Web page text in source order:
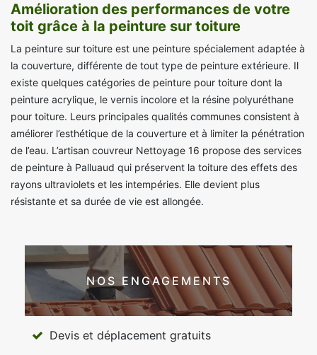
Amélioration des performances de votre
toit grâce à la peinture sur toiture
La peinture sur toiture est une peinture spécialement adaptée à
la couverture, différente de tout type de peinture extérieure. Il
existe quelques catégories de peinture pour toiture dont la
peinture acrylique, le vernis incolore et la résine polyuréthane
pour toiture. Leurs principales qualités communes consistent à
améliorer l’esthétique de la couverture et à limiter la pénétration
de l’eau. L’artisan couvreur Nettoyage 16 propose des services
de peinture à Palluaud qui préservent la toiture des effets des
rayons ultraviolets et les intempéries. Elle devient plus
résistante et sa durée de vie est allongée.
NOS ENGAGEMENTS
Devis et déplacement gratuits